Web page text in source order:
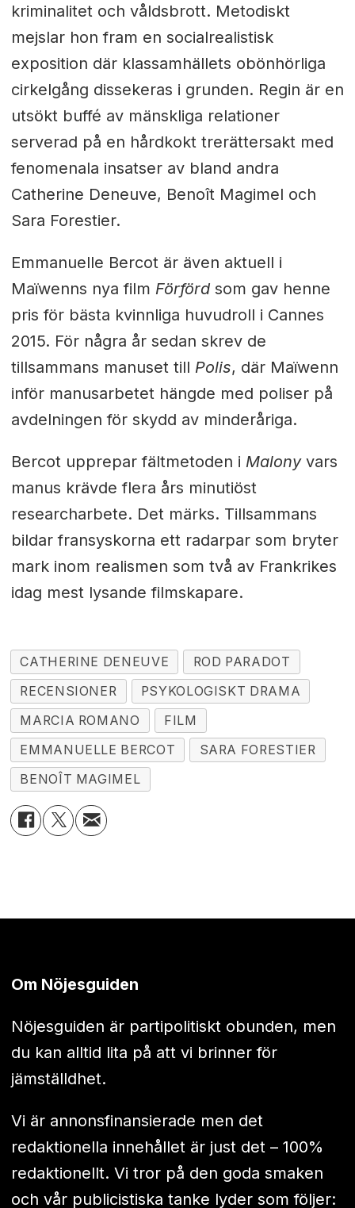
kriminalitet och våldsbrott. Metodiskt
mejslar hon fram en socialrealistisk
exposition där klassamhällets obönhörliga
cirkelgång dissekeras i grunden. Regin är en
utsökt buffé av mänskliga relationer
serverad på en hårdkokt trerättersakt med
fenomenala insatser av bland andra
Catherine Deneuve, Benoît Magimel och
Sara Forestier.
Emmanuelle Bercot är även aktuell i
Maïwenns nya film Förförd som gav henne
pris för bästa kvinnliga huvudroll i Cannes
2015. För några år sedan skrev de
tillsammans manuset till Polis, där Maïwenn
inför manusarbetet hängde med poliser på
avdelningen för skydd av minderåriga.
Bercot upprepar fältmetoden i Malony vars
manus krävde flera års minutiöst
researcharbete. Det märks. Tillsammans
bildar fransyskorna ett radarpar som bryter
mark inom realismen som två av Frankrikes
idag mest lysande filmskapare.
CATHERINE DENEUVE
ROD PARADOT
RECENSIONER
PSYKOLOGISKT DRAMA
MARCIA ROMANO
FILM
EMMANUELLE BERCOT
SARA FORESTIER
BENOÎT MAGIMEL
Om Nöjesguiden
Nöjesguiden är partipolitiskt obunden, men
du kan alltid lita på att vi brinner för
jämställdhet.
Vi är annonsfinansierade men det
redaktionella innehållet är just det – 100%
redaktionellt. Vi tror på den goda smaken
och vår publicistiska tanke lyder som följer: